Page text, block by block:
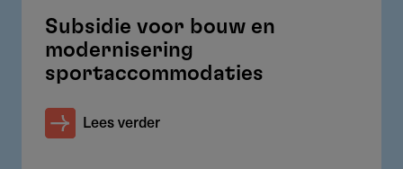
Subsidie voor bouw en
modernisering
sportaccommodaties
Lees verder